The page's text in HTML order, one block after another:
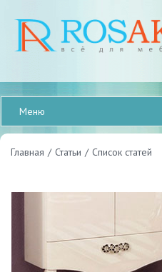
Меню
Главная / Статьи / Список статей